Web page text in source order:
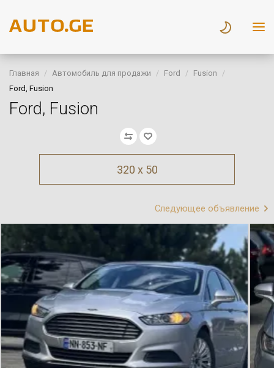
Главная Автомобиль для продажи Ford
Fusion
Ford, Fusion
Ford, Fusion
320 x 50
Следующее объявление